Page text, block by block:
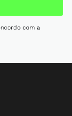
com a